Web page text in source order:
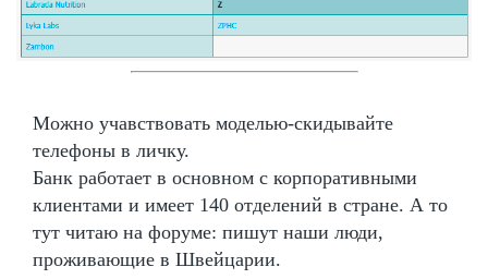
Можно учавствовать моделью-скидывайте
телефоны в личку.
Банк работает в основном с корпоративными
клиентами и имеет 140 отделений в стране. А то
тут читаю на форуме: пишут наши люди,
проживающие в Швейцарии.